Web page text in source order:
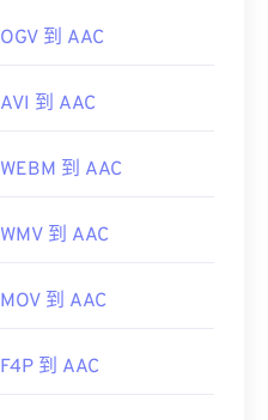
OGV 到 AAC
AVI 到 AAC
WEBM 到 AAC
WMV 到 AAC
MOV 到 AAC
F4P 到 AAC